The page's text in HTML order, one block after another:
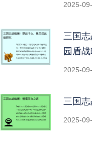
2025-
三国
园盾
2025-
三国
2025-